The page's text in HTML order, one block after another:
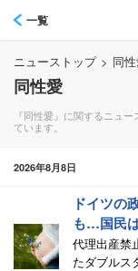
一覧
ニューストップ > 同
同性愛
『同性愛』に関するニュ
ています。
2026年8月8日
ドイツの
も…国民
代理出産禁
たダブルス